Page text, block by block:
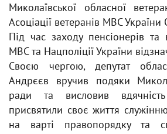
Миколаївської обласної
Асоціації ветеранів МВС
Під час заходу пенсіонерів та
МВС та Нацполіції України
Своєю чергою, депутат
Андрєєв вручив подяки
ради та висловив
присвятили своє життя
на варті правопорядку та